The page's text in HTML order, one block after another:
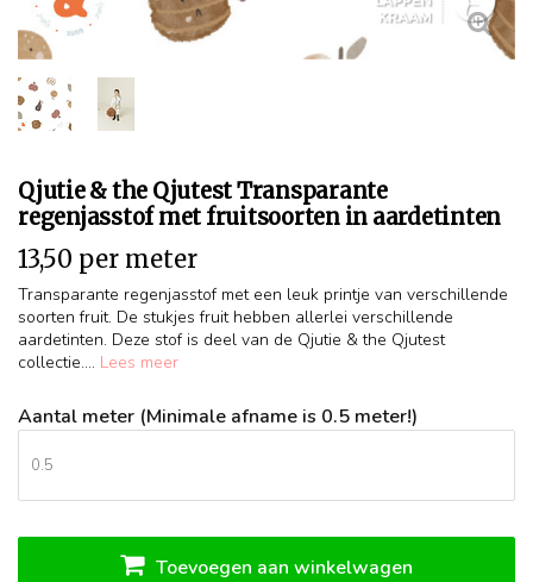
Qjutie & the Qjutest Transparante
regenjasstof met fruitsoorten in aardetinten
13,50 per meter
Transparante regenjasstof met een leuk printje van verschillende
soorten fruit. De stukjes fruit hebben allerlei verschillende
aardetinten. Deze stof is deel van de Qjutie & the Qjutest
collectie.... Lees meer
Aantal meter (Minimale afname is 0.5 meter!)
Toevoegen aan winkelwagen